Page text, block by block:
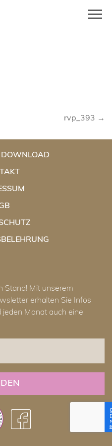
rvp_393 →
DOWNLOAD
Stand! Mit unserem
erhalten Sie Infos
Monat auch eine